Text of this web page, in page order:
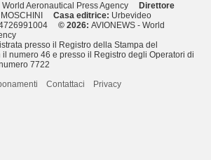
World Aeronautical Press Agency
Direttore
MOSCHINI Casa editrice: Urbevideo
© 2026: AVIONEWS - World
presso il Registro della Stampa del
numero 46 e presso il Registro degli Operatori di
7722
Contattaci
Privacy